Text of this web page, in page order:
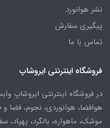
نشر هوانورد
پیگیری سفارش
تماس با ما
فروشگاه اینترنتی ایروشاپ
در فروشگاه اینترنتی ایروشاپ
هوافضا، هوانوردی، نجوم، فضا و
موشک، ماهواره، بالگرد، پهپاد،